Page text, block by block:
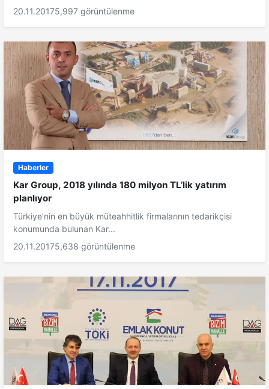
20.11.20175,997 görüntülenme
Haberler
Kar Group, 2018 yılında 180 milyon TL’lik yatırım
planlıyor
Türkiye’nin en büyük müteahhitlik firmalarının tedarikçisi
konumunda bulunan Kar...
20.11.20175,638 görüntülenme